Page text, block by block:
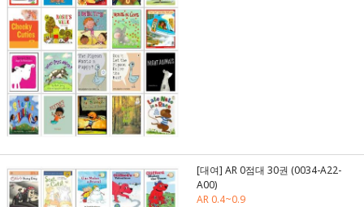
[대여] AR 0점대 30권 (0034-A22-
A00)
AR 0.4~0.9